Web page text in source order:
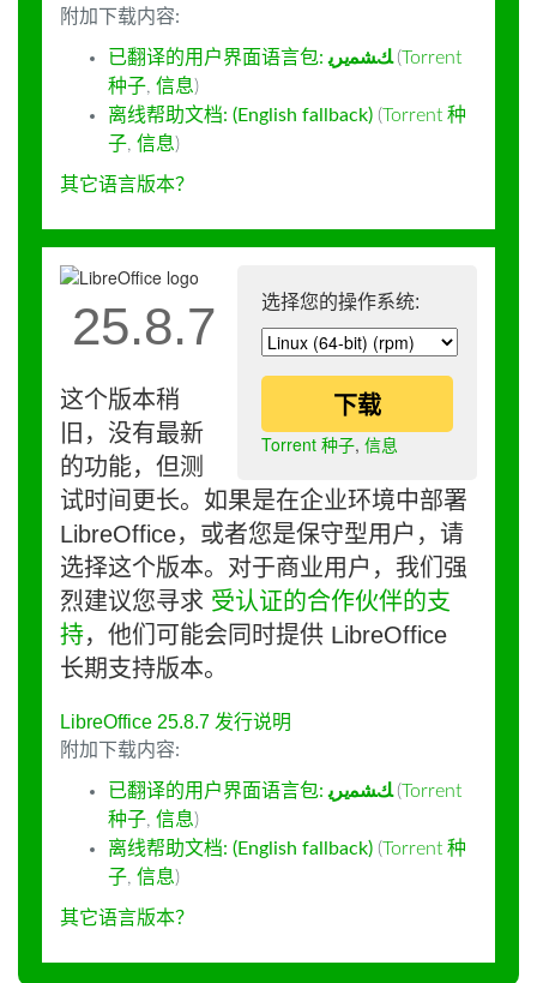
附加下载内容:
已翻译的用户界面语言包:ﻚﺸﻤﻳﺮﻳ (Torrent
种子, 信息)
离线帮助文档: (English fallback) (Torrent 种
子, 信息)
其它语言版本？
选择您的操作系统:
下载
Torrent 种子, 信息
25.8.7
这个版本稍
旧，没有最新
的功能，但测
试时间更长。如果是在企业环境中部署
LibreOffice，或者您是保守型用户，请
选择这个版本。对于商业用户，我们强
烈建议您寻求 受认证的合作伙伴的支
持，他们可能会同时提供 LibreOffice
长期支持版本。
LibreOffice 25.8.7 发行说明
附加下载内容:
已翻译的用户界面语言包:ﻚﺸﻤﻳﺮﻳ (Torrent
种子, 信息)
离线帮助文档: (English fallback) (Torrent 种
子, 信息)
其它语言版本？